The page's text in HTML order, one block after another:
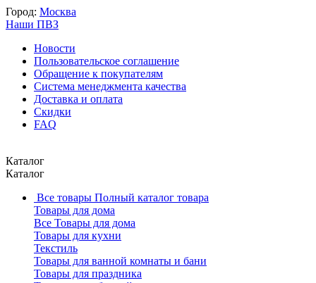
Город: Москва
Наши ПВЗ
Новости
Пользовательское соглашение
Обращение к покупателям
Система менеджмента качества
Доставка и оплата
Скидки
FAQ
Каталог
Каталог
Все товары Полный каталог товара
Товары для дома
Все Товары для дома
Товары для кухни
Текстиль
Товары для ванной комнаты и бани
Товары для праздника